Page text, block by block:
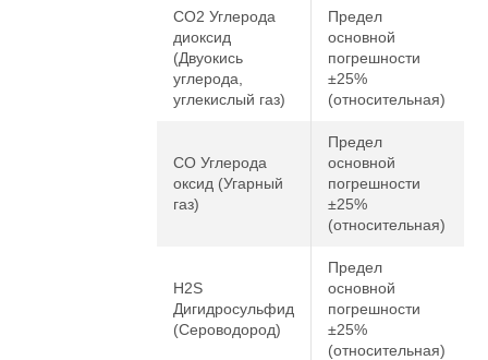
CO2 Углерода
диоксид
(Двуокись
углерода,
углекислый газ)
Предел
основной
погрешности
±25%
(относительная)
CO Углерода
оксид (Угарный
газ)
Предел
основной
погрешности
±25%
(относительная)
H2S
Дигидросульфид
(Сероводород)
Предел
основной
погрешности
±25%
(относительная)